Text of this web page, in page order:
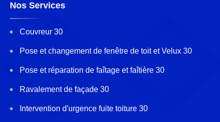
Nos Services
Couvreur 30
Pose et changement de fenêtre de toit et Velux 30
Pose et réparation de faîtage et faîtière 30
Ravalement de façade 30
Intervention d'urgence fuite toiture 30